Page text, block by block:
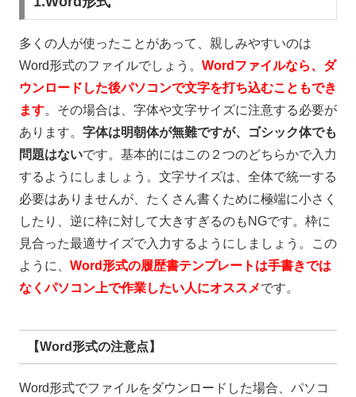
多くの人が使ったことがあって、親しみやすいのは
Word形式のファイルでしょう。 Wordファイルなら、ダ
ウンロードした後パソコンで文字を打ち込むこともでき
ます。その場合は、字体や文字サイズに注意する必要が
あります。 字体は明朝体が無難ですが、ゴシック体でも
問題はないです。基本的にはこの２つのどちらかで入力
するようにしましょう。文字サイズは、全体で統一する
必要はありませんが、たくさん書くために極端に小さく
したり、逆に枠に対して大きすぎるのも NGです。枠に
見合った最適サイズで入力するようにしましょう。この
ように、 Word形式の履歴書テンプレートは手書きでは
なくパソコン上で作業したい人にオススメです。
【Word形式の注意点】
Word形式でファイルをダウンロードした場合、パソコ